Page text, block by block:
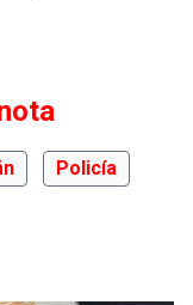
Policía